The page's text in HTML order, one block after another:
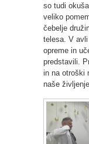
so tudi
veliko
čebelje
telesa. V
opreme in
predstavili.
in na otroški
naše življenje.